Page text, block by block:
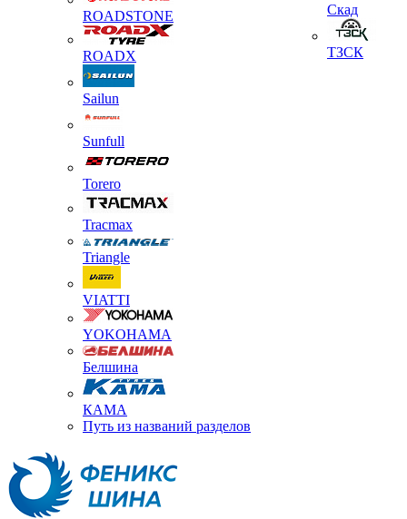
ROADSTONE
ROADX
Sailun
Sunfull
Torero
Tracmax
Triangle
VIATTI
YOKOHAMA
Белшина
КАМА
Путь из названий разделов
Скад
ТЗСК